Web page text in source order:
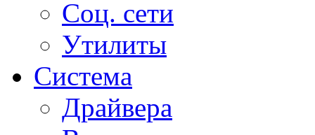
Соц. сети
Утилиты
Система
Драйвера